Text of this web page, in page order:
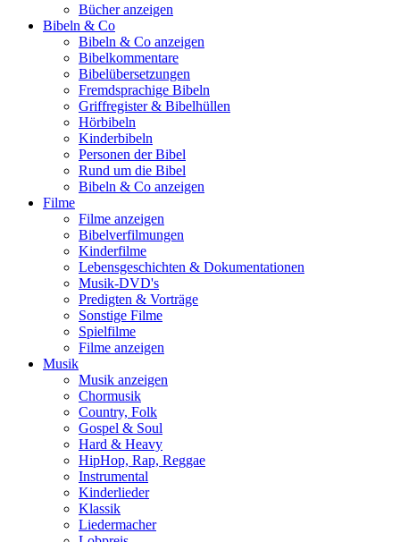
Bücher anzeigen
Bibeln & Co
Bibeln & Co anzeigen
Bibelkommentare
Bibelübersetzungen
Fremdsprachige Bibeln
Griffregister & Bibelhüllen
Hörbibeln
Kinderbibeln
Personen der Bibel
Rund um die Bibel
Bibeln & Co anzeigen
Filme
Filme anzeigen
Bibelverfilmungen
Kinderfilme
Lebensgeschichten & Dokumentationen
Musik-DVD's
Predigten & Vorträge
Sonstige Filme
Spielfilme
Filme anzeigen
Musik
Musik anzeigen
Chormusik
Country, Folk
Gospel & Soul
Hard & Heavy
HipHop, Rap, Reggae
Instrumental
Kinderlieder
Klassik
Liedermacher